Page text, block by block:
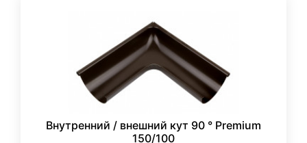
Внутренний / внешний кут 90 ° Premium
150/100